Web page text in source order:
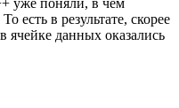
есть в результате, скорее
ячейке данных оказались